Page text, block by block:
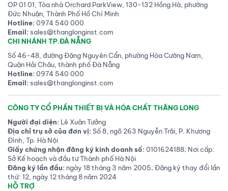
OP 01 01, Tòa nhà Orchard ParkView, 130-132 Hồng Hà, phường
Đức Nhuận, Thành Phố Hồ Chí Minh
Hotline:0974 540 000
Email:sales@thanglonginst.com
CHI NHÁNH TP.ĐÀ NẴNG
Số 46-48, đường Đặng Nguyên Cẩn, phường Hòa Cường Nam,
Quận Hải Châu, thành phố Đà Nẵng
Hotline:0974 540 000
Email:sales@thanglonginst.com
CÔNG TY CỔ PHẦN THIẾT BỊ VÀ HÓA CHẤT THĂNG LONG
Người đại diện: Lê Xuân Tưởng
Địa chỉ trụ sở của đơn vị:Số 8, ngõ 263 Nguyễn Trãi, P. Khương
Đình, Tp. Hà Nội
Giấy chứng nhận đăng ký kinh doanh số:0101624188; Nơi cấp:
Sở Kế hoạch và đầu tư Thành phố Hà Nội
Đăng ký lần đầu: ngày 18 tháng 3 năm 2005; Đăng ký thay đổi lần
thứ: 12, ngày 12 tháng 8 năm 2024
HỖ TRỢ